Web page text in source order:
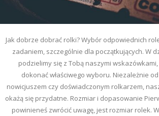
Jak dobrze dobrać rolki? Wybór odpowiednich
zadaniem, szczególnie dla początkujących. W
podzielimy się z Tobą naszymi
dokonać właściwego wyboru. Niezależnie
nowicjuszem czy doświadczonym rolkarzem,
okażą się przydatne. Rozmiar i dopasowanie
powinieneś zwrócić uwagę, jest rozmiar rolek.